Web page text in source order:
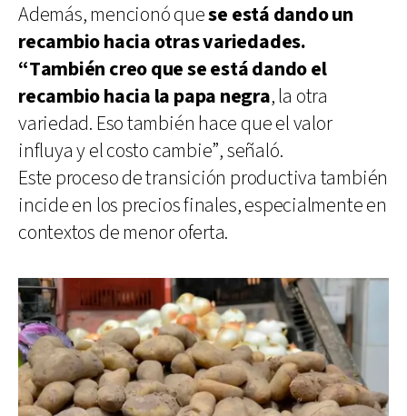
Además, mencionó quese está dando un
recambio hacia otras variedades.
“También creo que se está dando el
recambio hacia la papa negra, la otra
variedad. Eso también hace que el valor
influya y el costo cambie”, señaló.
Este proceso de transición productiva también
incide en los precios finales, especialmente en
contextos de menor oferta.